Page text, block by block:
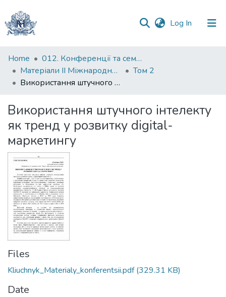
Log In (current)
Communities
&
Collections
Statistics
Home
012. Конференції та семінари НаУКМА
Матеріали II Міжнародної науково-практичної конференції "Менеджмент та маркетинг як фактори розвитку бізнесу", 17-19 квітня 2024 р.
Том 2
Використання штучного інтелекту як тренд у розвитку digital-маркетингу
Використання штучного інтелекту
як тренд у розвитку digital-
маркетингу
Files
Kliuchnyk_Materialy_konferentsii.pdf(329.31 KB)
Date